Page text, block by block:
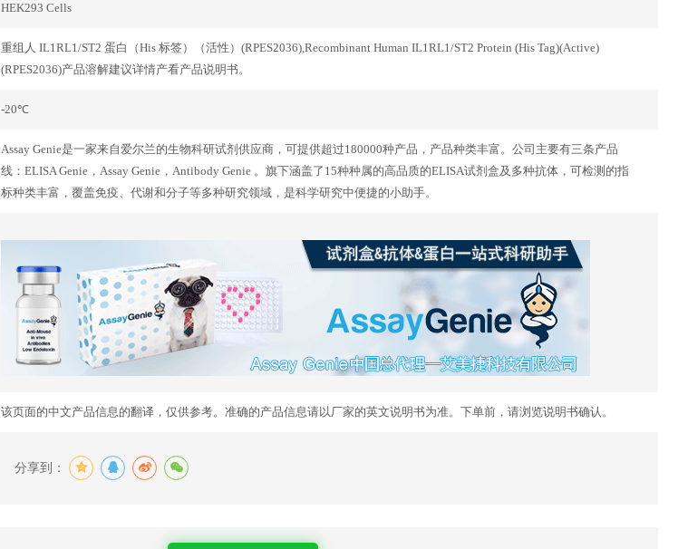
HEK293 Cells
重组人 IL1RL1/ST2 蛋白（His 标签）（活性）(RPES2036),Recombinant Human IL1RL1/ST2 Protein (His Tag)(Active)
(RPES2036)产品溶解建议详情产看产品说明书。
-20℃
Assay Genie是一家来自爱尔兰的生物科研试剂供应商，可提供超过180000种产品，产品种类丰富。公司主要有三条产品
线：ELISA Genie，Assay Genie，Antibody Genie 。旗下涵盖了15种种属的高品质的ELISA试剂盒及多种抗体，可检测的指
标种类丰富，覆盖免疫、代谢和分子等多种研究领域，是科学研究中便捷的小助手。
该页面的中文产品信息的翻译，仅供参考。准确的产品信息请以厂家的英文说明书为准。下单前，请浏览说明书确认。
分享到：